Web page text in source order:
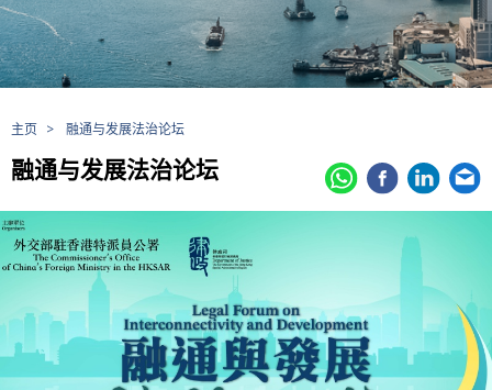
主页 > 融通与发展法治论坛
融通与发展法治论坛